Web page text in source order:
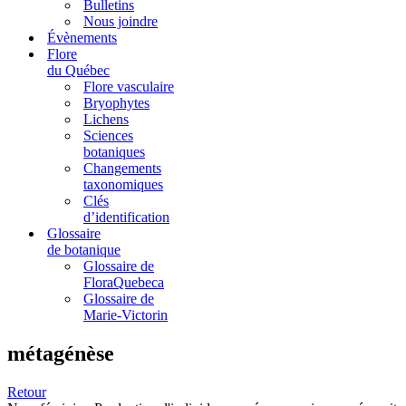
Bulletins
Nous joindre
Évènements
Flore
du Québec
Flore vasculaire
Bryophytes
Lichens
Sciences
botaniques
Changements
taxonomiques
Clés
d’identification
Glossaire
de botanique
Glossaire de
FloraQuebeca
Glossaire de
Marie-Victorin
métagénèse
Retour